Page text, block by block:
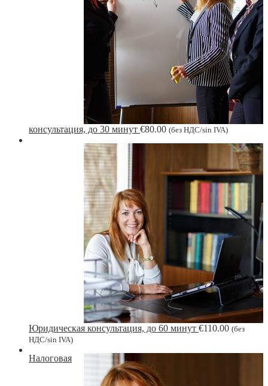
консультация, до 30 минут €80.00 (без НДС/sin IVA)
Юридическая консультация, до 60 минут €110.00 (без
НДС/sin IVA)
Налоговая